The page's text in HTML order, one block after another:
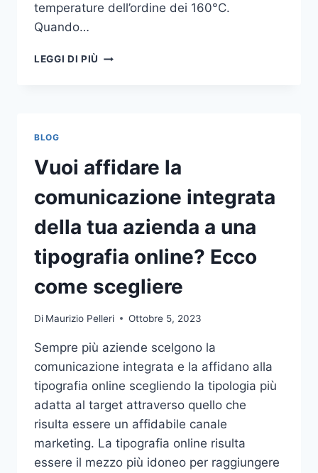
temperature dell’ordine dei 160°C.
Quando…
LEGGI DI PIÙ COME
BLOG
Vuoi affidare la
comunicazione integrata
della tua azienda a una
tipografia online? Ecco
come scegliere
Di Maurizio Pelleri Ottobre 5, 2023
Sempre più aziende scelgono la
comunicazione integrata e la affidano alla
tipografia online scegliendo la tipologia più
adatta al target attraverso quello che
risulta essere un affidabile canale
marketing. La tipografia online risulta
essere il mezzo più idoneo per raggiungere